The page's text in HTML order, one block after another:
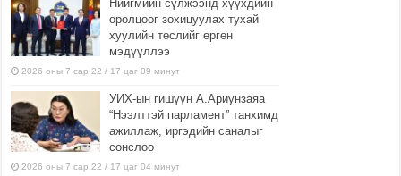
Нийгмийн сүлжээнд хүүхдийн
оролцоог зохицуулах тухай
хуулийн төслийг өргөн
мэдүүллээ
2026 оны 7 сар 22 / 17 цаг 09 минут
УИХ-ын гишүүн А.Ариунзаяа
“Нээлттэй парламент” танхимд
ажиллаж, иргэдийн саналыг
сонслоо
2026 оны 7 сар 22 / 17 цаг 04 минут